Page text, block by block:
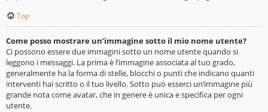
Top
Come posso mostrare un’immagine sotto il mio nome utente?
Ci possono essere due immagini sotto un nome utente quando si
leggono i messaggi. La prima è l’immagine associata al tuo grado,
generalmente ha la forma di stelle, blocchi o punti che indicano quanti
interventi hai scritto o il tuo livello. Sotto può esserci un’immagine più
grande nota come avatar, che in genere è unica e specifica per ogni
utente.